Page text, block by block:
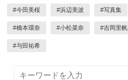
#今田美桜 #浜辺美波 #写真集
#橋本環奈 #小松菜奈 #吉岡里帆
#与田祐希